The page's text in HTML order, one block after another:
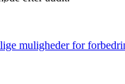
muligheder for